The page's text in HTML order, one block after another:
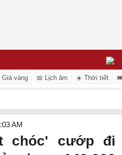
Giá vàng 📅 Lịch âm ☀️ Thời tiết
AM
chóc' cướp đi